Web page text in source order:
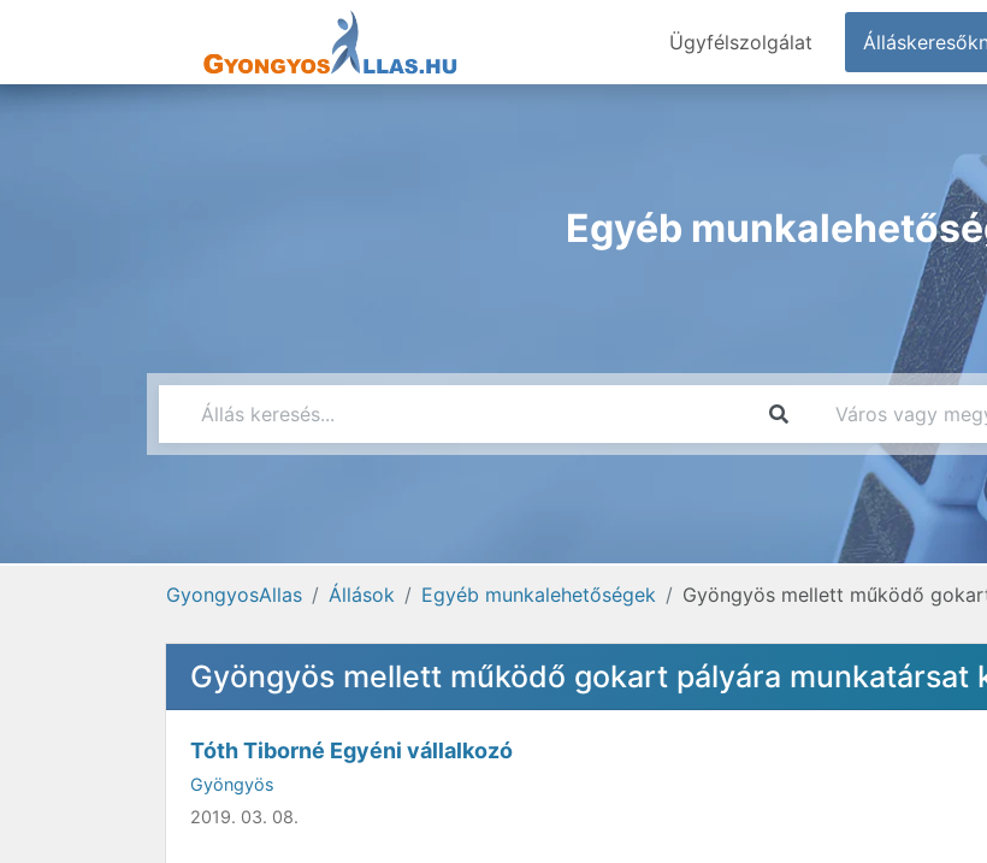
Ügyfélszolgálat
Egyéb
GyongyosAllas Állások Egyéb munkalehetőségek Gyöngyös mellett működő
Gyöngyös mellett működő gokart pályára munkatársat
Tóth Tiborné Egyéni vállalkozó
Gyöngyös
2019. 03. 08.